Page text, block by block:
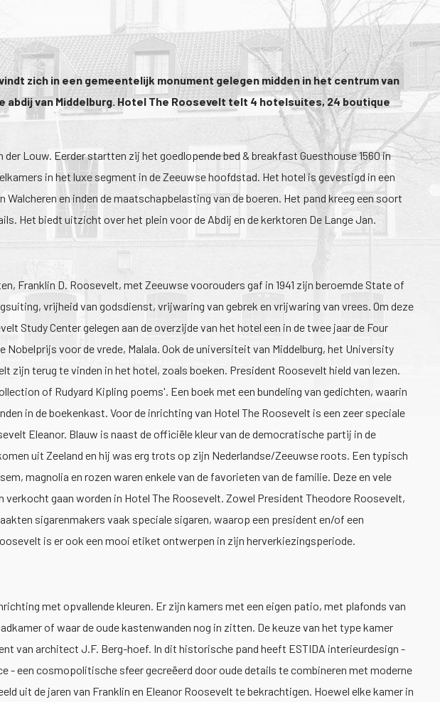
zich in een gemeentelijk monument gelegen midden in het centrum van
van Middelburg. Hotel The Roosevelt telt 4 hotelsuites, 24 boutique
Louw. Eerder startten zij het goedlopende bed & breakfast Guesthouse 1560 in
in het luxe segment in de Zeeuwse hoofdstad. Het hotel is gevestigd in een
en inden de maatschapbelasting van de boeren. Het pand kreeg een soort
Het biedt uitzicht over het plein voor de Abdij en de kerktoren De Lange Jan.
Franklin D. Roosevelt, met Zeeuwse voorouders gaf in 1941 zijn beroemde State of
vrijheid van godsdienst, vrijwaring van gebrek en vrijwaring van vrees. Om deze
Study Center gelegen aan de overzijde van het hotel een in de twee jaar de Four
voor de vrede, Malala. Ook de universiteit van Middelburg, het University
zijn terug te vinden in het hotel, zoals boeken. President Roosevelt hield van lezen.
of Rudyard Kipling poems'. Een boek met een bundeling van gedichten, waarin
in de boekenkast. Voor de inrichting van Hotel The Roosevelt is een zeer speciale
Eleanor. Blauw is naast de officiële kleur van de democratische partij in de
uit Zeeland en hij was erg trots op zijn Nederlandse/Zeeuwse roots. Een typisch
magnolia en rozen waren enkele van de favorieten van de familie. Deze en vele
gaan worden in Hotel The Roosevelt. Zowel President Theodore Roosevelt,
sigarenmakers vaak speciale sigaren, waarop een president en/of een
is er ook een mooi etiket ontwerpen in zijn herverkiezingsperiode.
met opvallende kleuren. Er zijn kamers met een eigen patio, met plafonds van
of waar de oude kastenwanden nog in zitten. De keuze van het type kamer
van architect J.F. Berg-hoef. In dit historische pand heeft ESTIDA interieurdesign -
- een cosmopolitische sfeer gecreëerd door oude details te combineren met moderne
uit de jaren van Franklin en Eleanor Roosevelt te bekrachtigen. Hoewel elke kamer in